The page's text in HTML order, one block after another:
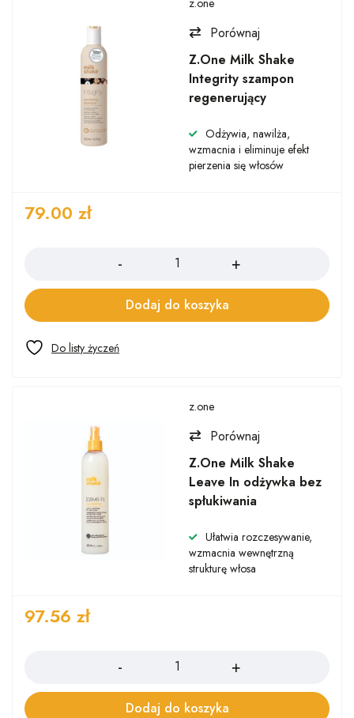
z.one
Porównaj
Z.One Milk Shake
Integrity szampon
regenerujący
Odżywia, nawilża,
wzmacnia i eliminuje efekt
pierzenia się włosów
79.00 zł
Dodaj do koszyka
z.one
Porównaj
Z.One Milk Shake
Leave In odżywka bez
spłukiwania
Ułatwia rozczesywanie,
wzmacnia wewnętrzną
strukturę włosa
97.56 zł
Dodaj do koszyka